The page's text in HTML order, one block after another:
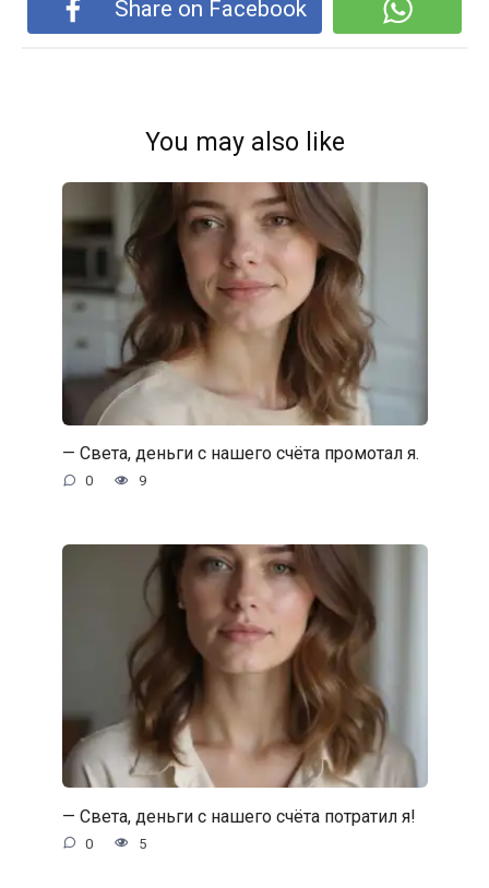
Share on Facebook
You may also like
— Света, деньги с нашего счёта промотал я.
0 9
— Света, деньги с нашего счёта потратил я!
0 5